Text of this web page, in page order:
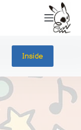
Inside